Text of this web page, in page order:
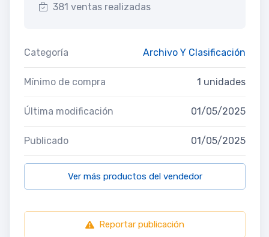
381 ventas realizadas
Categoría Archivo Y Clasificación
Mínimo de compra 1 unidades
Última modificación 01/05/2025
Publicado 01/05/2025
Ver más productos del vendedor
Reportar publicación